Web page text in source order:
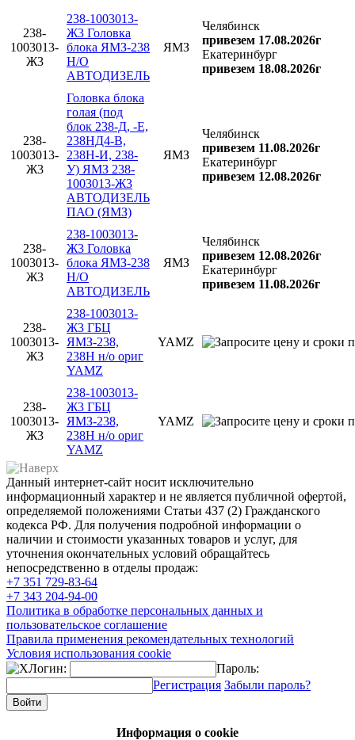
238-
1003013-
Ж3
238-1003013-
Ж3 Головка
блока ЯМЗ-238
Н/О
АВТОДИЗЕЛЬ
ЯМЗ
Челябинск
привезем 17.08.2026г
Екатеринбург
привезем 18.08.2026г
238-
1003013-
Ж3
Головка блока
голая (под
блок 238-Д, -Е,
238НД4-В,
238Н-И, 238-
У) ЯМЗ 238-
1003013-Ж3
АВТОДИЗЕЛЬ
ПАО (ЯМЗ)
ЯМЗ
Челябинск
привезем 11.08.2026г
Екатеринбург
привезем 12.08.2026г
238-
1003013-
Ж3
238-1003013-
Ж3 Головка
блока ЯМЗ-238
Н/О
АВТОДИЗЕЛЬ
ЯМЗ
Челябинск
привезем 12.08.2026г
Екатеринбург
привезем 11.08.2026г
238-
1003013-
Ж3
238-1003013-
Ж3 ГБЦ
ЯМЗ-238,
238Н н/о ориг
YAMZ
YAMZ
238-
1003013-
Ж3
238-1003013-
Ж3 ГБЦ
ЯМЗ-238,
238Н н/о ориг
YAMZ
YAMZ
Данный интернет-сайт носит исключительно
информационный характер и не является публичной офертой,
определяемой положениями Статьи 437 (2) Гражданского
кодекса РФ. Для получения подробной информации о
наличии и стоимости указанных товаров и услуг, для
уточнения окончательных условий обращайтесь
непосредственно в отделы продаж:
+7 351 729-83-64
+7 343 204-94-00
Политика в обработке персональных данных и
пользовательское соглашение
Правила применения рекомендательных технологий
Условия использования cookie
Логин:
Пароль:
Регистрация Забыли пароль?
Информация о cookie